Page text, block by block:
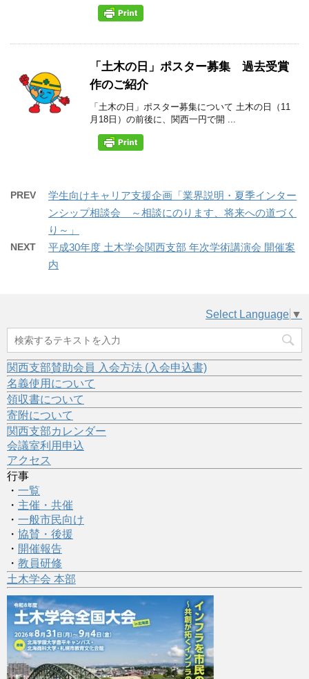
「土木の日」ポスター募集 過去受賞
作のご紹介
「土木の日」ポスター募集について 土木の日（11
月18日）の前後に、関西一円で開 ...
PREV
学生向けキャリア支援企画「業界説明・夏季インター
ンシップ相談会 ～相談にのります、将来への道づく
り～」
NEXT
平成30年度 土木学会関西支部 年次学術講演会 開催案
内
Select Language ▼
関西支部賛助会員 入会方法 (入会申込書)
名義使用について
領収書について
寄附について
関西支部カレンダー
会議室利用申込
アクセス
行事
・ 一覧
・ 主催・共催
・ 一般市民向け
・ 協賛・後援
・ 開催報告
・ 教員研修
土木学会 本部